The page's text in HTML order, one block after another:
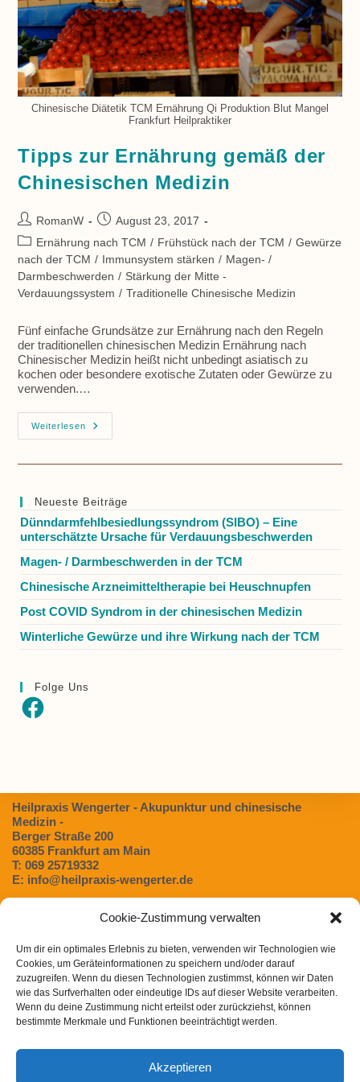
Cookie-Zustimmung verwalten
Um dir ein optimales Erlebnis zu bieten, verwenden wir Technologien wie
Cookies, um Geräteinformationen zu speichern und/oder darauf
zuzugreifen. Wenn du diesen Technologien zustimmst, können wir Daten
wie das Surfverhalten oder eindeutige IDs auf dieser Website verarbeiten.
Wenn du deine Zustimmung nicht erteilst oder zurückziehst, können
bestimmte Merkmale und Funktionen beeinträchtigt werden.
Akzeptieren
Chinesische Diätetik TCM Ernährung Qi Produktion Blut Mangel
Frankfurt Heilpraktiker
Tipps zur Ernährung gemäß der
Chinesischen Medizin
Beitrags-
Autor:
RomanW
Beitrag
veröffentlicht:
August 23, 2017
Beitrags-
Kategorie:
Ernährung nach TCM / Frühstück nach der TCM / Gewürze
nach der TCM / Immunsystem stärken / Magen- /
Darmbeschwerden / Stärkung der Mitte -
Verdauungssystem / Traditionelle Chinesische Medizin
Fünf einfache Grundsätze zur Ernährung nach den Regeln
der traditionellen chinesischen Medizin Ernährung nach
Chinesischer Medizin heißt nicht unbedingt asiatisch zu
kochen oder besondere exotische Zutaten oder Gewürze zu
verwenden.…
Weiterlesen
Tipps
Zur
Neueste Beiträge
Dünndarmfehlbesiedlungssyndrom (SIBO) – Eine
unterschätzte Ursache für Verdauungsbeschwerden
Magen- / Darmbeschwerden in der TCM
Chinesische Arzneimitteltherapie bei Heuschnupfen
Post COVID Syndrom in der chinesischen Medizin
Winterliche Gewürze und ihre Wirkung nach der TCM
Folge Uns
Facebook
Heilpraxis Wengerter - Akupunktur und chinesische
Medizin -
Berger Straße 200
60385 Frankfurt am Main
T: 069 25719332
E: info@heilpraxis-wengerter.de
Dünndarmfehlbesiedlungssyndrom (SIBO) – Eine
unterschätzte Ursache für Verdauungsbeschwerden
Magen- / Darmbeschwerden in der TCM
Chinesische Arzneimitteltherapie bei Heuschnupfen
Winterliche Gewürze und ihre Wirkung nach der TCM